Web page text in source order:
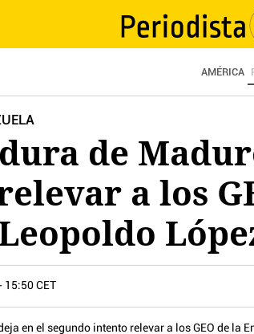
AMÉRICA
de
a los
15:50 CET